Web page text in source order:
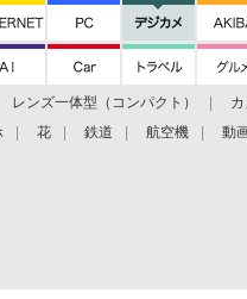
レンズ一体型（コンパクト）
花 鉄道 航空機 動